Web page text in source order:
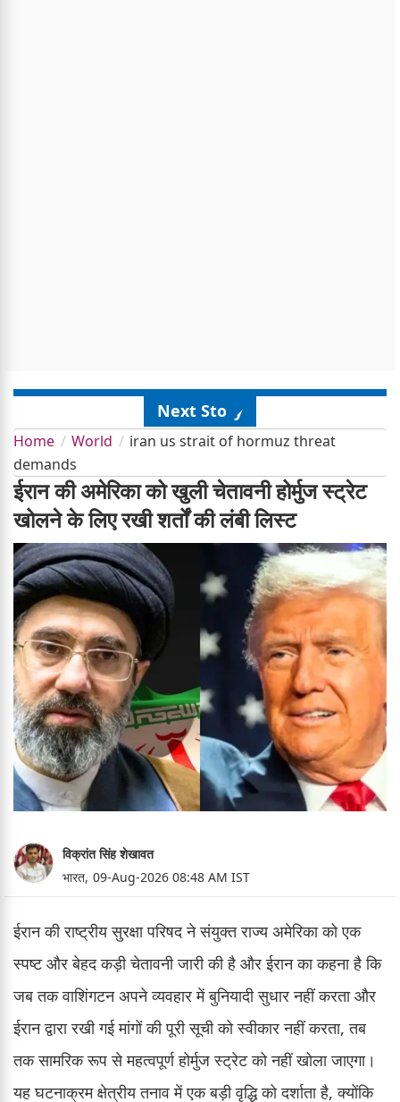
Next Story
Home World
iran us strait of hormuz threat
demands
ईरान की अमेरिका को खुली चेतावनी होर्मुज स्ट्रेट
खोलने के लिए रखी शर्तों की लंबी लिस्ट
विक्रांत सिंह शेखावत
भारत, 09-Aug-2026 08:48 AM IST
ईरान की राष्ट्रीय सुरक्षा परिषद ने संयुक्त राज्य अमेरिका को एक
स्पष्ट और बेहद कड़ी चेतावनी जारी की है और ईरान का कहना है कि
जब तक वाशिंगटन अपने व्यवहार में बुनियादी सुधार नहीं करता और
ईरान द्वारा रखी गई मांगों की पूरी सूची को स्वीकार नहीं करता, तब
तक सामरिक रूप से महत्वपूर्ण होर्मुज स्ट्रेट को नहीं खोला जाएगा।
यह घटनाक्रम क्षेत्रीय तनाव में एक बड़ी वृद्धि को दर्शाता है, क्योंकि